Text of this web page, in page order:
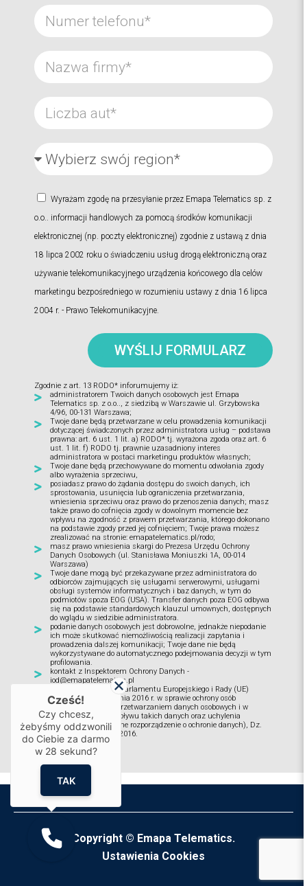
Wyrażam zgodę na przesyłanie przez Emapa Telematics sp. z
o.o.. informacji handlowych za pomocą środków komunikacji
elektronicznej (np. poczty elektronicznej) zgodnie z ustawą z dnia
18 lipca 2002 roku o świadczeniu usług drogą elektroniczną oraz
używanie telekomunikacyjnego urządzenia końcowego dla celów
marketingu bezpośredniego w rozumieniu ustawy z dnia 16 lipca
2004 r. - Prawo Telekomunikacyjne.
WYŚLIJ FORMULARZ
Zgodnie z art. 13 RODO* inforumujemy iż:
administratorem Twoich danych osobowych jest Emapa
Telematics sp. z o.o.., z siedzibą w Warszawie ul. Grzybowska
4/96, 00-131 Warszawa;
Twoje dane będą przetwarzane w celu prowadzenia komunikacji
dotyczącej świadczonych przez administratora usług – podstawa
prawna: art. 6 ust. 1 lit. a) RODO* tj. wyrażona zgoda oraz art. 6
ust. 1 lit. f) RODO tj. prawnie uzasadniony interes
administratora w postaci marketingu produktów własnych;
Twoje dane będą przechowywane do momentu odwołania zgody
albo wyrażenia sprzeciwu,
posiadasz prawo do żądania dostępu do swoich danych, ich
sprostowania, usunięcia lub ograniczenia przetwarzania,
wniesienia sprzeciwu oraz prawo do przenoszenia danych; masz
także prawo do cofnięcia zgody w dowolnym momencie bez
wpływu na zgodność z prawem przetwarzania, którego dokonano
na podstawie zgody przed jej cofnięciem; Twoje prawa możesz
zrealizować na stronie: emapatelematics.pl/rodo;
masz prawo wniesienia skargi do Prezesa Urzędu Ochrony
Danych Osobowych (ul. Stanisława Moniuszki 1A, 00-014
Warszawa)
Twoje dane mogą być przekazywane przez administratora do
odbiorców zajmujących się usługami serwerowymi, usługami
obsługi systemów informatycznych i baz danych, w tym do
podmiotów spoza EOG (USA). Transfer danych poza EOG odbywa
się na podstawie standardowych klauzul umownych, dostępnych
do wglądu w siedzibie administratora.
podanie danych osobowych jest dobrowolne, jednakże niepodanie
ich może skutkować niemożliwością realizacji zapytania i
prowadzenia dalszej komunikacji; Twoje dane nie będą
wykorzystywane do automatycznego podejmowania decyzji w tym
profilowania.
kontakt z Inspektorem Ochrony Danych -
iod@emapatelematics.pl
*RODO - Rozporządzenie Parlamentu Europejskiego i Rady (UE)
2016/679 z dnia 27 kwietnia 2016 r. w sprawie ochrony osób
fizycznych w związku z przetwarzaniem danych osobowych i w
sprawie swobodnego przepływu takich danych oraz uchylenia
dyrektywy 95/46/WE (ogólne rozporządzenie o ochronie danych), Dz.
Urz. UE L nr 119 z 04.05.2016.
Copyright © Emapa Telematics.
Ustawienia Cookies
Cześć!
Czy chcesz,
żebyśmy oddzwonili
do Ciebie za darmo
w 28 sekund?
TAK